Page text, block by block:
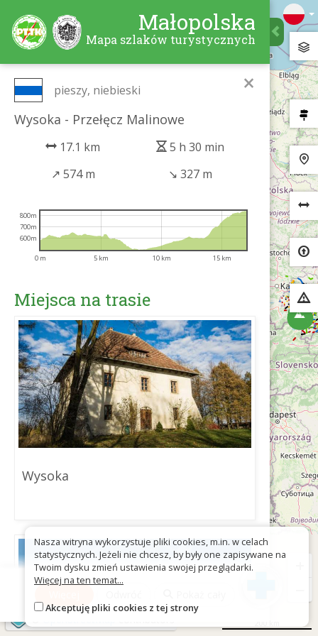
Małopolska
Mapa szlaków turystycznych
×
pieszy, niebieski
Wysoka - Przełęcz Malinowe
17.1 km
5 h 30 min
↗ 574 m ↘ 327 m
0 m 5 km 10 km 15 km
600m
700m
800m
Miejsca na trasie
Wysoka
Nasza witryna wykorzystuje pliki cookies, m.in. w celach
statystycznych. Jeżeli nie chcesz, by były one zapisywane na
Twoim dysku zmień ustawienia swojej przeglądarki.
Więcej na ten temat...
Akceptuję pliki cookies z tej strony